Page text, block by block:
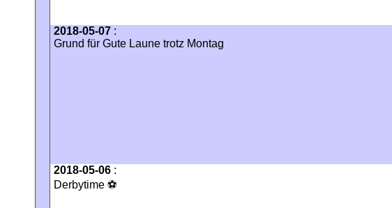
2018-05-07 :
Grund für Gute Laune trotz Montag
2018-05-06 :
Derbytime ⚽️